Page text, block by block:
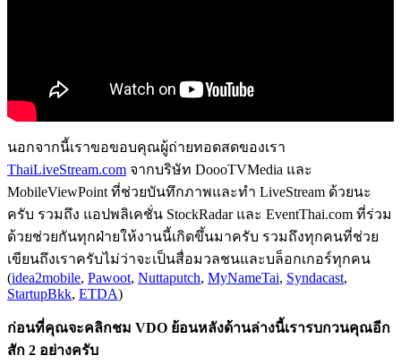
นอกจากนี้เราขอขอบคุณผู้ถ่ายทอดสดของเรา
ThaiLiveStream.com จากบริษัท DoooTVMedia และ
MobileViewPoint ที่ช่วยบันทึกภาพและทำ LiveStream ด้วยนะ
ครับ รวมถึง แอปพลิเคชั่น StockRadar และ EventThai.com ที่ร่วม
ด้วยช่วยกันทุกฝ่ายให้งานนี้เกิดขึ้นมาครับ รวมถึงทุกคนที่ช่วย
เขียนถึงเราครับไม่ว่าจะเป็นสื่อมวลชนและบล็อกเกอร์ทุกคน
(idea2mobile, Pawoot, Nuttaputch, MyNameTai, Syndacast,
StartupBkk, ETDA)
ก่อนที่คุณจะคลิกชม VDO ย้อนหลังด้านล่างนี้เรารบกวนคุณอีก
สัก 2 อย่างครับ